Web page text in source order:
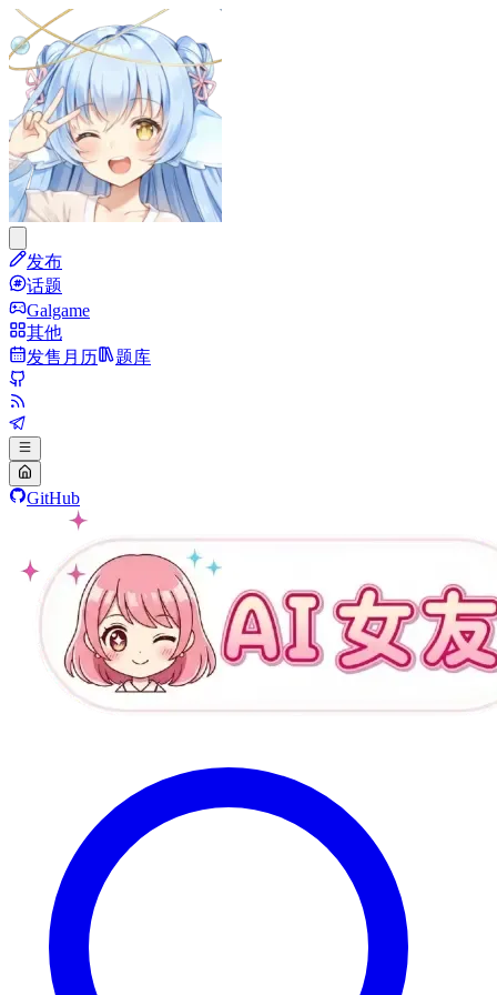
发布
话题
Galgame
其他
发售月历
题库
GitHub